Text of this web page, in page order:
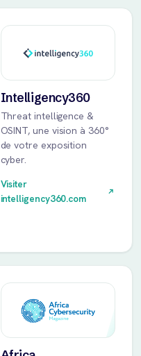
Intelligency360
Threat intelligence &
OSINT, une vision à 360°
de votre exposition
cyber.
Visiter
intelligency360.com